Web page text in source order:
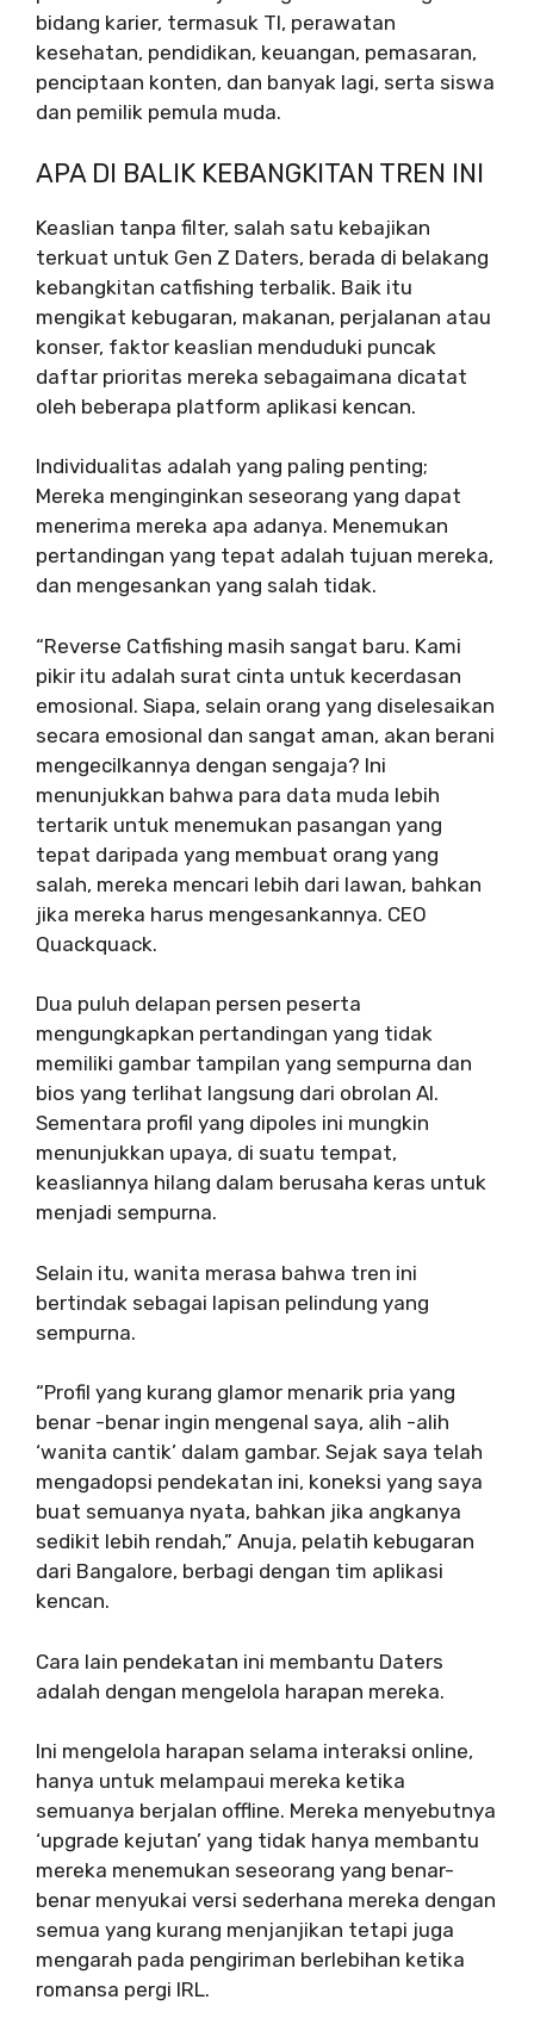
bidang karier, termasuk TI, perawatan
kesehatan, pendidikan, keuangan, pemasaran,
penciptaan konten, dan banyak lagi, serta siswa
dan pemilik pemula muda.
APA DI BALIK KEBANGKITAN TREN INI
Keaslian tanpa filter, salah satu kebajikan
terkuat untuk Gen Z Daters, berada di belakang
kebangkitan catfishing terbalik. Baik itu
mengikat kebugaran, makanan, perjalanan atau
konser, faktor keaslian menduduki puncak
daftar prioritas mereka sebagaimana dicatat
oleh beberapa platform aplikasi kencan.
Individualitas adalah yang paling penting;
Mereka menginginkan seseorang yang dapat
menerima mereka apa adanya. Menemukan
pertandingan yang tepat adalah tujuan mereka,
dan mengesankan yang salah tidak.
“Reverse Catfishing masih sangat baru. Kami
pikir itu adalah surat cinta untuk kecerdasan
emosional. Siapa, selain orang yang diselesaikan
secara emosional dan sangat aman, akan berani
mengecilkannya dengan sengaja? Ini
menunjukkan bahwa para data muda lebih
tertarik untuk menemukan pasangan yang
tepat daripada yang membuat orang yang
salah, mereka mencari lebih dari lawan, bahkan
jika mereka harus mengesankannya. CEO
Quackquack.
Dua puluh delapan persen peserta
mengungkapkan pertandingan yang tidak
memiliki gambar tampilan yang sempurna dan
bios yang terlihat langsung dari obrolan AI.
Sementara profil yang dipoles ini mungkin
menunjukkan upaya, di suatu tempat,
keasliannya hilang dalam berusaha keras untuk
menjadi sempurna.
Selain itu, wanita merasa bahwa tren ini
bertindak sebagai lapisan pelindung yang
sempurna.
“Profil yang kurang glamor menarik pria yang
benar -benar ingin mengenal saya, alih -alih
‘wanita cantik’ dalam gambar. Sejak saya telah
mengadopsi pendekatan ini, koneksi yang saya
buat semuanya nyata, bahkan jika angkanya
sedikit lebih rendah,” Anuja, pelatih kebugaran
dari Bangalore, berbagi dengan tim aplikasi
kencan.
Cara lain pendekatan ini membantu Daters
adalah dengan mengelola harapan mereka.
Ini mengelola harapan selama interaksi online,
hanya untuk melampaui mereka ketika
semuanya berjalan offline. Mereka menyebutnya
‘upgrade kejutan’ yang tidak hanya membantu
mereka menemukan seseorang yang benar-
benar menyukai versi sederhana mereka dengan
semua yang kurang menjanjikan tetapi juga
mengarah pada pengiriman berlebihan ketika
romansa pergi IRL.